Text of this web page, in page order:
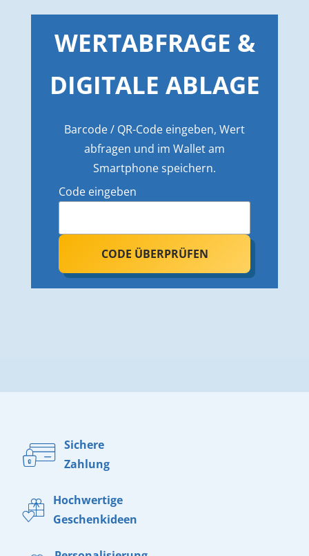
WERTABFRAGE &
DIGITALE ABLAGE
Barcode / QR-Code eingeben, Wert
abfragen und im Wallet am
Smartphone speichern.
Code eingeben
CODE ÜBERPRÜFEN
Sichere
Zahlung
Hochwertige
Geschenkideen